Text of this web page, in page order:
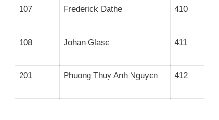
107 Frederick Dathe 410
108 Johan Glase 411
201 Phuong Thuy Anh Nguyen 412